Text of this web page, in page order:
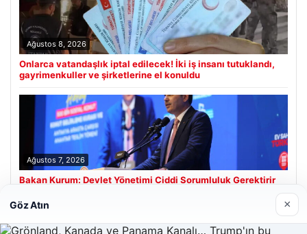
Ağustos 8, 2026
Onlarca vatandaşlık iptal edilecek! İki iş insanı tutuklandı,
gayrimenkuller ve şirketlerine el konuldu
Ağustos 7, 2026
Bakan Kurum: Devlet Yönetimi Ciddi Sorumluluk Gerektirir
Göz Atın ×